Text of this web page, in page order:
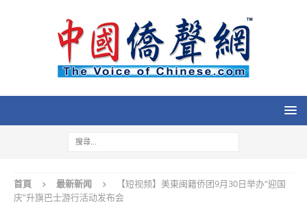
首頁 最新新闻
【短视频】美東闽籍侨团9月30日举办“迎国
庆”升旗巴士游行活动发布会